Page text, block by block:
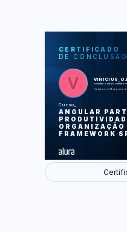
CERTIFICADO
DE CONCLUSÃO
concluiu o curso online
Finalizado em 09 de janeiro de
Curso
ANGULAR
ORGANIZAÇÃO
FRAMEWORK